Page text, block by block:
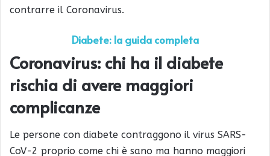
contrarre il Coronavirus.
Diabete: la guida completa
Coronavirus: chi ha il diabete
rischia di avere maggiori
complicanze
Le persone con diabete contraggono il virus SARS-
CoV-2 proprio come chi è sano ma hanno maggiori